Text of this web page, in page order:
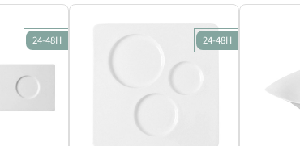
24-48H 24-48H